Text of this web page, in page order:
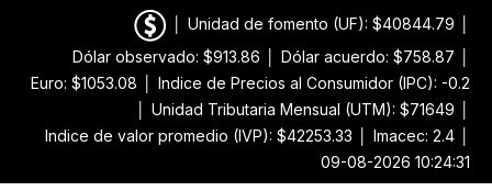
Unidad de fomento (UF): $40844.79
Dólar observado: $913.86
Dólar acuerdo: $758.87
Euro: $1053.08
Indice de Precios al Consumidor (IPC): -0.2
Unidad Tributaria Mensual (UTM): $71649
Indice de valor promedio (IVP): $42253.33
Imacec: 2.4
09-08-2026 10:24:31